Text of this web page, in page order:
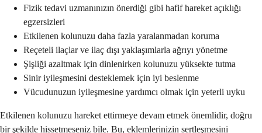
Fizik tedavi uzmanınızın önerdiği gibi hafif hareket açıklığı
egzersizleri
Etkilenen kolunuzu daha fazla yaralanmadan koruma
Reçeteli ilaçlar ve ilaç dışı yaklaşımlarla ağrıyı yönetme
Şişliği azaltmak için dinlenirken kolunuzu yüksekte tutma
Sinir iyileşmesini desteklemek için iyi beslenme
Vücudunuzun iyileşmesine yardımcı olmak için yeterli uyku
Etkilenen kolunuzu hareket ettirmeye devam etmek önemlidir, doğru
bir şekilde hissetmeseniz bile. Bu, eklemlerinizin sertleşmesini